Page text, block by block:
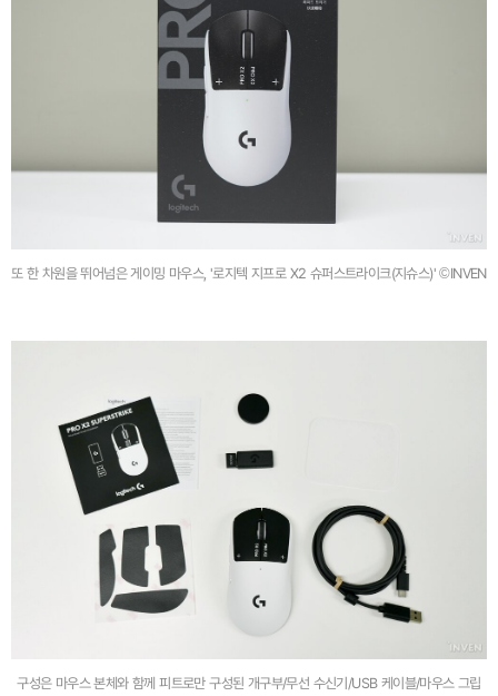
또 한 차원을 뛰어넘은 게이밍 마우스, '로지텍 지프로 X2 슈퍼스트라이크(지슈스)' ©INVEN
구성은 마우스 본체와 함께 피트로만 구성된 개구부/무선 수신기/USB 케이블/마우스 그립